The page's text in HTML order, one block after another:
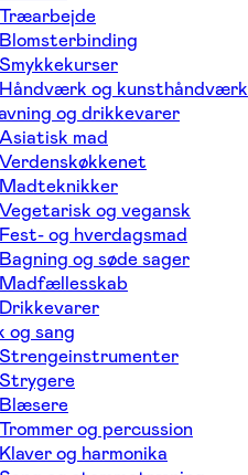
Træarbejde
Blomsterbinding
Smykkekurser
Håndværk og kunsthåndværk
og drikkevarer
Asiatisk mad
Verdenskøkkenet
Madteknikker
Vegetarisk og vegansk
Fest- og hverdagsmad
Bagning og søde sager
Madfællesskab
Drikkevarer
og sang
Strengeinstrumenter
Strygere
Blæsere
Trommer og percussion
Klaver og harmonika